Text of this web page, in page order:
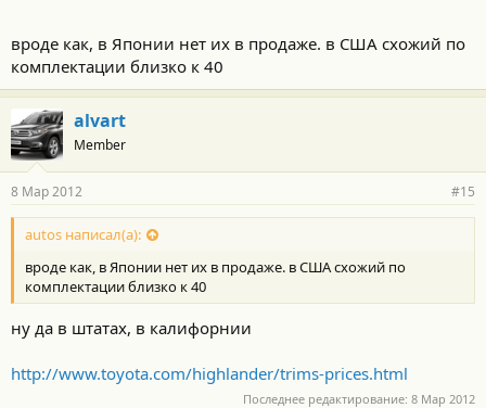
вроде как, в Японии нет их в продаже. в США схожий по
комплектации близко к 40
alvart
Member
8 Мар 2012 #15
autos написал(а):
вроде как, в Японии нет их в продаже. в США схожий по
комплектации близко к 40
ну да в штатах, в калифорнии
http://www.toyota.com/highlander/trims-prices.html
Последнее редактирование: 8 Мар 2012